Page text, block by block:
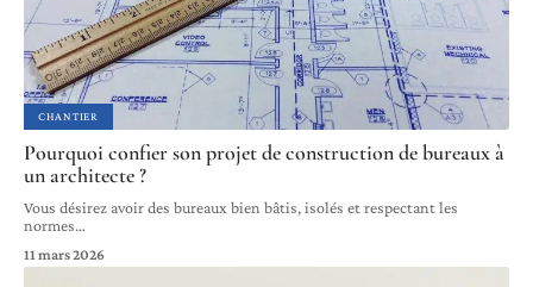
CHANTIER
Pourquoi confier son projet de construction de bureaux à
un architecte ?
Vous désirez avoir des bureaux bien bâtis, isolés et respectant les
normes…
11 mars 2026